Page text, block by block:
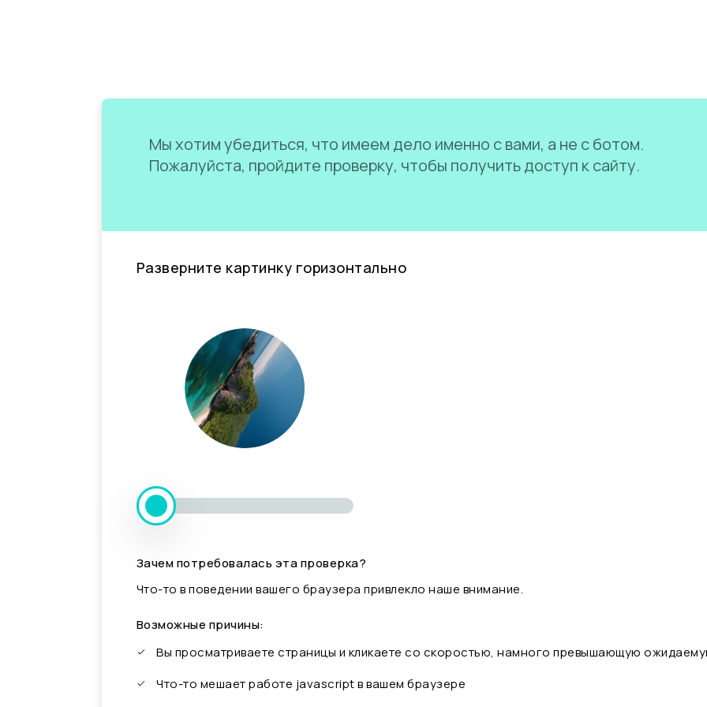
Мы хотим убедиться, что имеем дело именно с вами, а не с ботом.
Пожалуйста, пройдите проверку, чтобы получить доступ к сайту.
Разверните картинку горизонтально
Зачем потребовалась эта проверка?
Что-то в поведении вашего браузера привлекло наше внимание.
Возможные причины:
Вы просматриваете страницы и кликаете со скоростью, намного превышающую
Что-то мешает работе javascript в вашем браузере